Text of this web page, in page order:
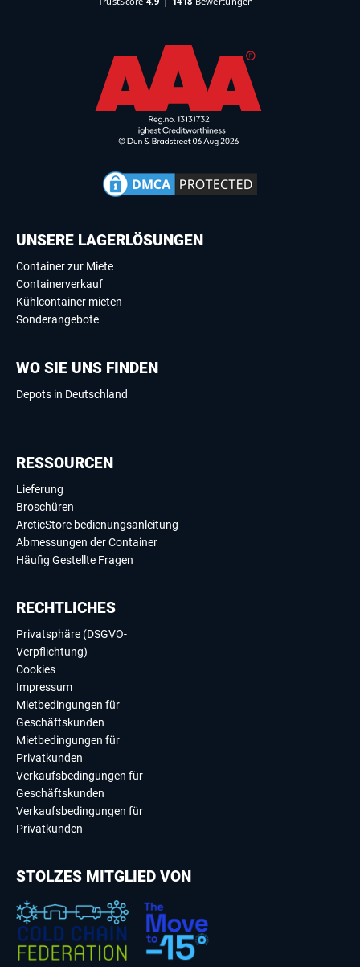
UNSERE LAGERLÖSUNGEN
Container zur Miete
Containerverkauf
Kühlcontainer mieten
Sonderangebote
WO SIE UNS FINDEN
Depots in Deutschland
RESSOURCEN
Lieferung
Broschüren
ArcticStore bedienungsanleitung
Abmessungen der Container
Häufig Gestellte Fragen
RECHTLICHES
Privatsphäre (DSGVO-
Verpflichtung)
Cookies
Impressum
Mietbedingungen für
Geschäftskunden
Mietbedingungen für
Privatkunden
Verkaufsbedingungen für
Geschäftskunden
Verkaufsbedingungen für
Privatkunden
STOLZES MITGLIED VON